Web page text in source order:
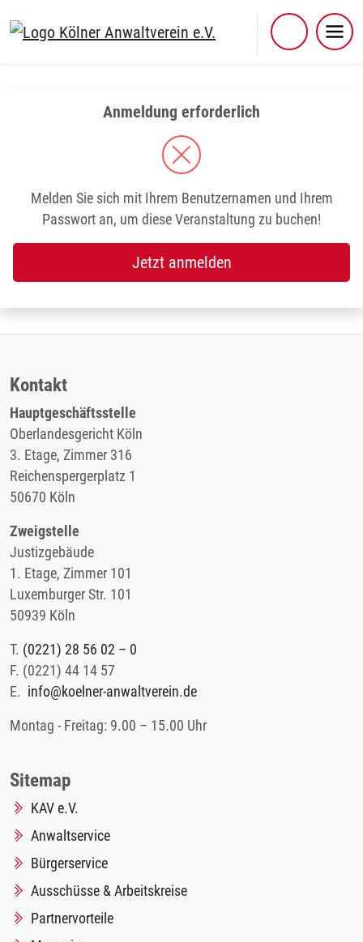
Anmeldung erforderlich
Melden Sie sich mit Ihrem Benutzernamen und Ihrem
Passwort an, um diese Veranstaltung zu buchen!
Jetzt anmelden
Kontakt
Hauptgeschäftsstelle
Oberlandesgericht Köln
3. Etage, Zimmer 316
Reichenspergerplatz 1
50670 Köln
Zweigstelle
Justizgebäude
1. Etage, Zimmer 101
Luxemburger Str. 101
50939 Köln
T. (0221) 28 56 02 – 0
F. (0221) 44 14 57
E. info@koelner-anwaltverein.de
Montag - Freitag: 9.00 – 15.00 Uhr
Sitemap
KAV e.V.
Anwaltservice
Bürgerservice
Ausschüsse & Arbeitskreise
Partnervorteile